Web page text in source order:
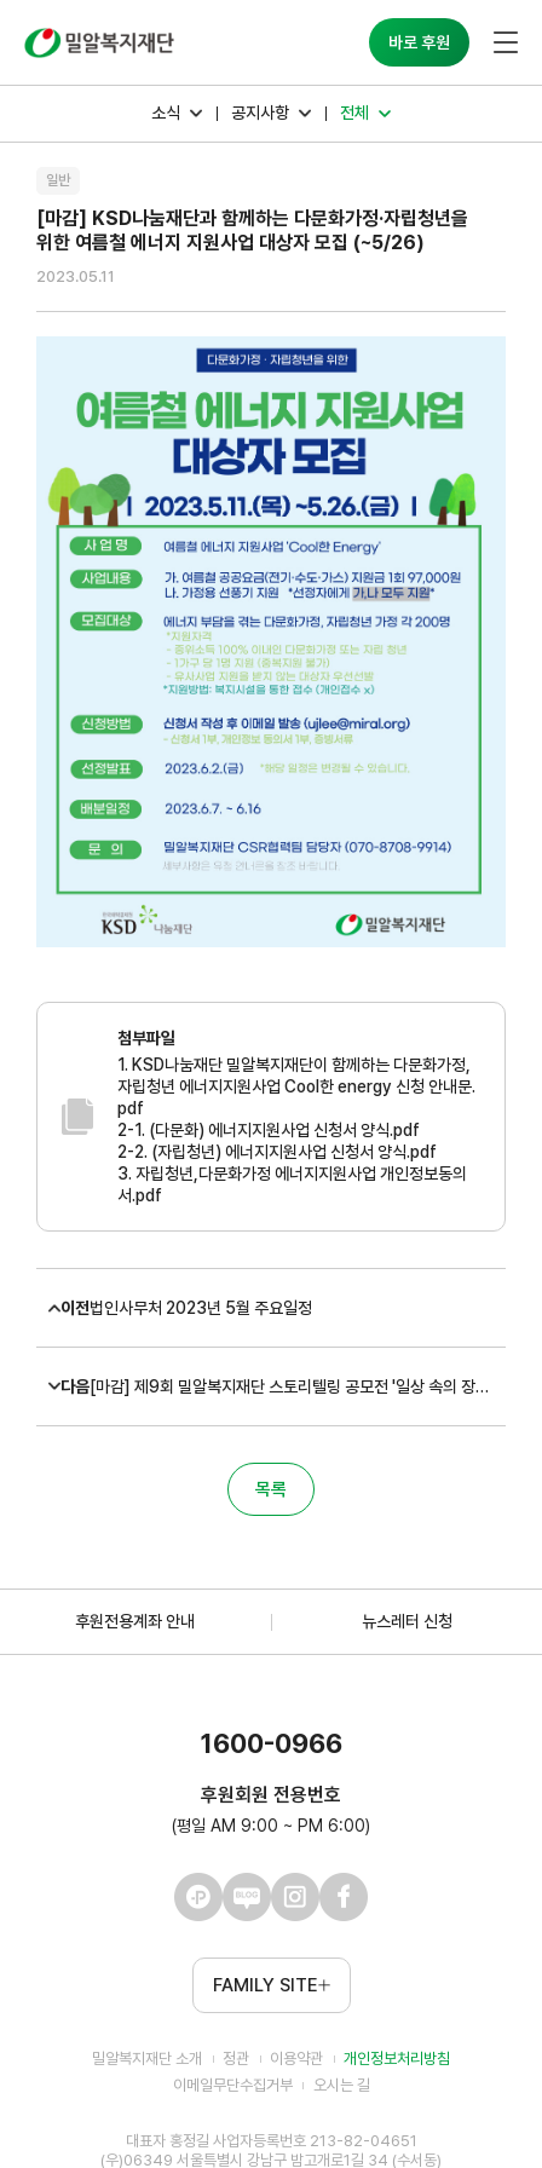
바로 후원
소식 공지사항 전체
일반
[마감] KSD나눔재단과 함께하는 다문화가정·자립청년을
위한 여름철 에너지 지원사업 대상자 모집 (~5/26)
2023.05.11
첨부파일
1. KSD나눔재단 밀알복지재단이 함께하는 다문화가정,
자립청년 에너지지원사업 Cool한 energy 신청 안내문.
pdf
2-1. (다문화) 에너지지원사업 신청서 양식.pdf
2-2. (자립청년) 에너지지원사업 신청서 양식.pdf
3. 자립청년,다문화가정 에너지지원사업 개인정보동의
서.pdf
이전법인사무처 2023년 5월 주요일정
다음 [마감] 제9회 밀알복지재단 스토리텔링 공모전 '일상 속의 장애인' 진행 안내 (~7/16)
목록
후원전용계좌 안내 뉴스레터 신청
1600-0966
후원회원 전용번호
(평일 AM 9:00 ~ PM 6:00)
FAMILY SITE
밀알복지재단 소개 정관 이용약관
개인정보처리방침
이메일무단수집거부
오시는 길
대표자 홍정길 사업자등록번호 213-82-04651
(우)06349 서울특별시 강남구 밤고개로1길 34 (수서동)